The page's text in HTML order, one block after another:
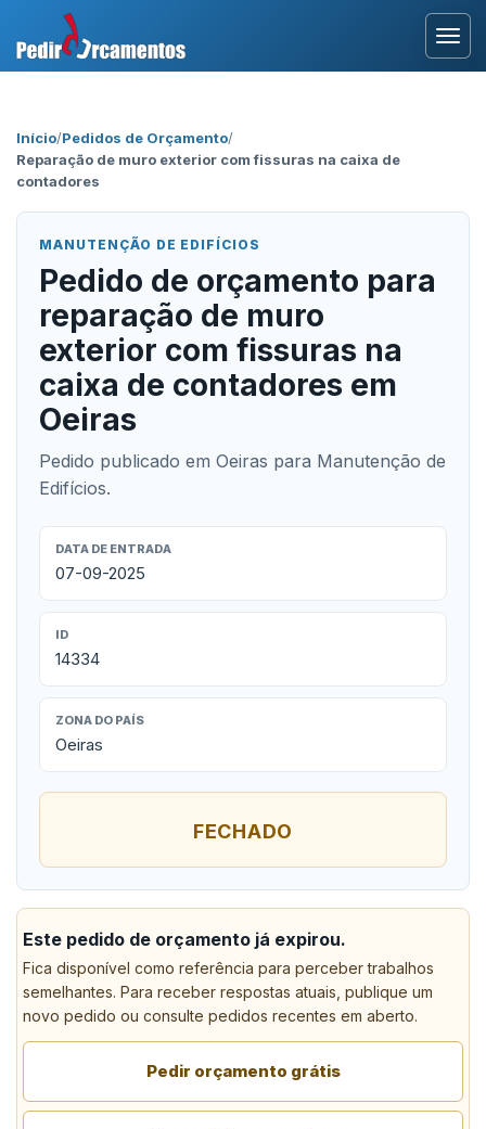
Início/Pedidos de Orçamento/
Reparação de muro exterior com fissuras na caixa de
contadores
MANUTENÇÃO DE EDIFÍCIOS
Pedido de orçamento para
reparação de muro
exterior com fissuras na
caixa de contadores em
Oeiras
Pedido publicado em Oeiras para Manutenção de
Edifícios.
DATA DE ENTRADA
07-09-2025
ID
14334
ZONA DO PAÍS
Oeiras
FECHADO
Este pedido de orçamento já expirou.
Fica disponível como referência para perceber trabalhos
semelhantes. Para receber respostas atuais, publique um
novo pedido ou consulte pedidos recentes em aberto.
Pedir orçamento grátis
Área Profissional
Testemunhos